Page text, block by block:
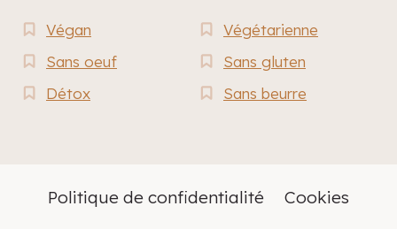
Végan
Végétarienne
Sans oeuf
Sans gluten
Détox
Sans beurre
Politique de confidentialité
Cookies